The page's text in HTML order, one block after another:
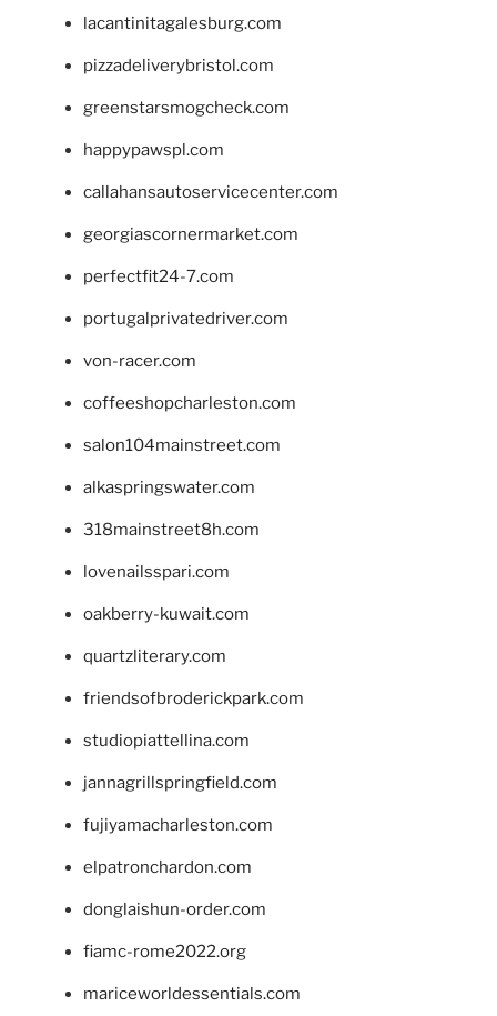
lacantinitagalesburg.com
pizzadeliverybristol.com
greenstarsmogcheck.com
happypawspl.com
callahansautoservicecenter.com
georgiascornermarket.com
perfectfit24-7.com
portugalprivatedriver.com
von-racer.com
coffeeshopcharleston.com
salon104mainstreet.com
alkaspringswater.com
318mainstreet8h.com
lovenailsspari.com
oakberry-kuwait.com
quartzliterary.com
friendsofbroderickpark.com
studiopiattellina.com
jannagrillspringfield.com
fujiyamacharleston.com
elpatronchardon.com
donglaishun-order.com
fiamc-rome2022.org
mariceworldessentials.com